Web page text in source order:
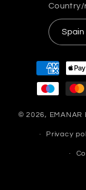
Country/
Payment
methods
© 2026, EMANAR
Privacy